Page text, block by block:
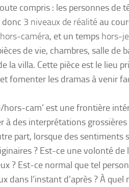
compris : les personnes de
donc 3 niveaux de réalitéau
hors-caméra, et un temps hors-
de vie, chambres, salle de
la villa. Cette pièce est le lieu
fomenter les dramas à venir
cam’ est une frontière
à des interprétations
part, lorsque des
? Est-ce une volonté de
? Est-ce normal que tel
dans l’instant d’après ? À